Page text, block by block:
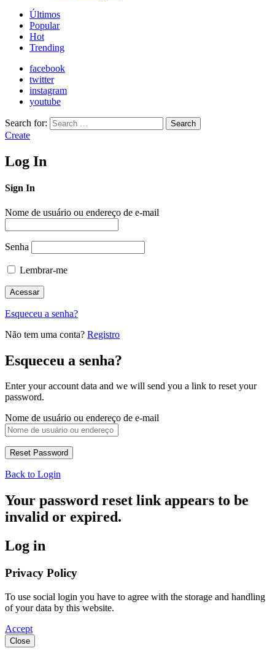
Últimos
Popular
Hot
Trending
facebook
twitter
instagram
youtube
Search for: Search
Create
Log In
Sign In
Nome de usuário ou endereço de e-mail
Senha
Lembrar-me
Esqueceu a senha?
Não tem uma conta? Registro
Esqueceu a senha?
Enter your account data and we will send you a link to reset your
password.
Nome de usuário ou endereço de e-mail
Back to Login
Your password reset link appears to be
invalid or expired.
Log in
Privacy Policy
To use social login you have to agree with the storage and handling
of your data by this website.
Accept
Close